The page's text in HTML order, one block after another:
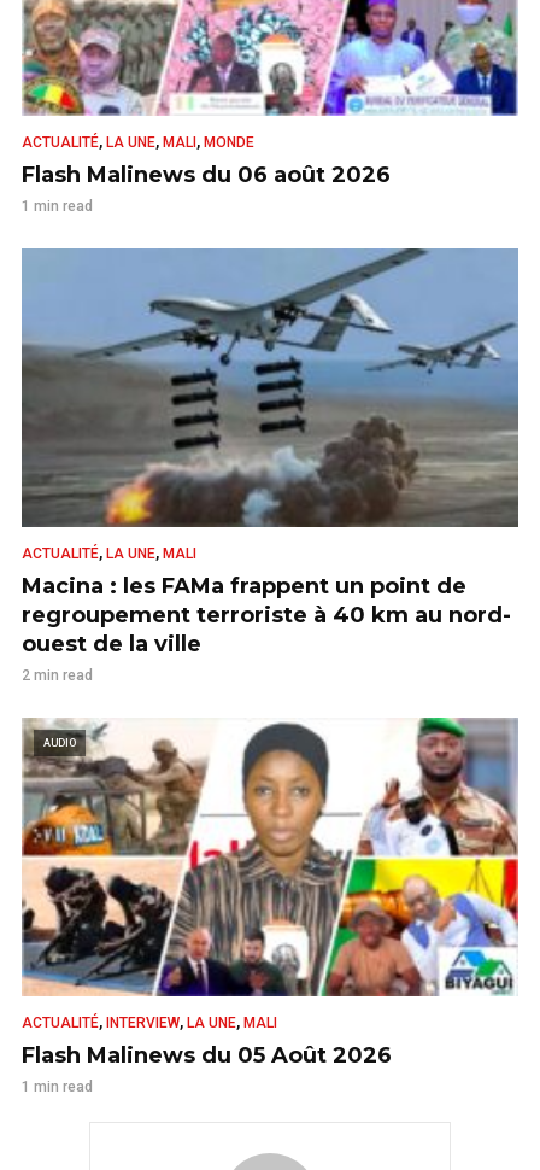
ACTUALITÉ, LA UNE, MALI , MONDE
Flash Malinews du 06 août 2026
1 min read
ACTUALITÉ, LA UNE, MALI
Macina : les FAMa frappent un point de
regroupement terroriste à 40 km au nord-
ouest de la ville
2 min read
AUDIO
ACTUALITÉ, INTERVIEW, LA UNE, MALI
Flash Malinews du 05 Août 2026
1 min read